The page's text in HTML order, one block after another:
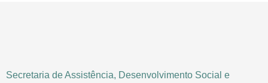
Secretaria de Assistência, Desenvolvimento Social e